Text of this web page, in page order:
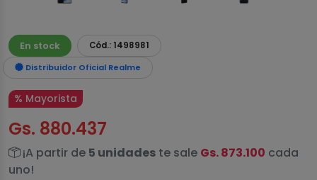
En stock
Cód.: 1498981
Distribuidor Oficial Realme
% Mayorista
Gs. 880.437
¡A partir de 5 unidades te sale Gs. 873.100 cada
uno!